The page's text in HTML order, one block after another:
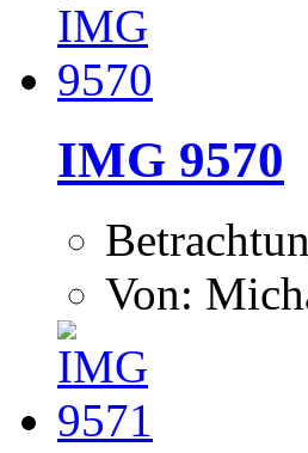
IMG 9570
Von: